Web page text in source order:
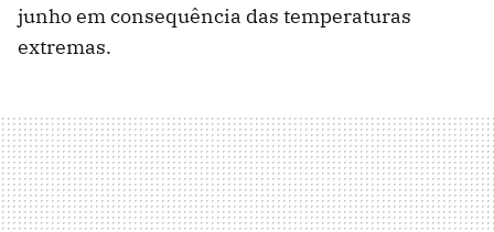
junho em consequência das temperaturas
extremas.